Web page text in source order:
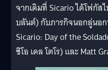
จากเดิมที่ Sicario ได้โฟกัส
บลันต์) กับภารกิจนอกลู่นอก
Sicario: Day of the
ซิโอ เดล โตโร) และ Matt